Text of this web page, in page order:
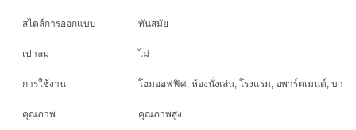
ความ
เป็น
สไตล์การออกแบบ ทันสมัย
เป่าลม ไม่
การใช้งาน โฮมออฟฟิศ, ห้องนั่งเล่น, โรงแรม, อพาร์ตเมนต์, บาร์
คุณภาพ คุณภาพสูง